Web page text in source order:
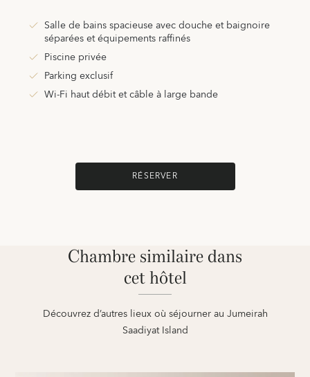
Salle de bains spacieuse avec douche et baignoire
séparées et équipements raffinés
Piscine privée
Parking exclusif
Wi-Fi haut débit et câble à large bande
RÉSERVER
Chambre similaire dans
cet hôtel
Découvrez d’autres lieux où séjourner au Jumeirah
Saadiyat Island